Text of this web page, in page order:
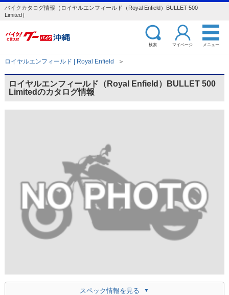
バイクカタログ情報（ロイヤルエンフィールド（Royal Enfield）BULLET 500
Limited）
検索 マイページ メニュー
ロイヤルエンフィールド | Royal Enfield ＞
ロイヤルエンフィールド（Royal Enfield）BULLET 500
Limitedのカタログ情報
スペック情報を見る